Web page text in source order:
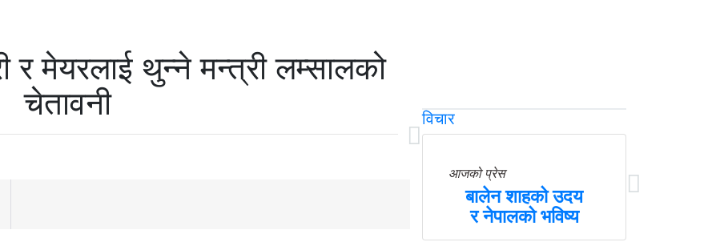
र मेयरलाई थुन्ने मन्त्री लम्सालको
चेतावनी
विचार
आजको प्रेस
बालेन शाहको उदय
र नेपालको भविष्य